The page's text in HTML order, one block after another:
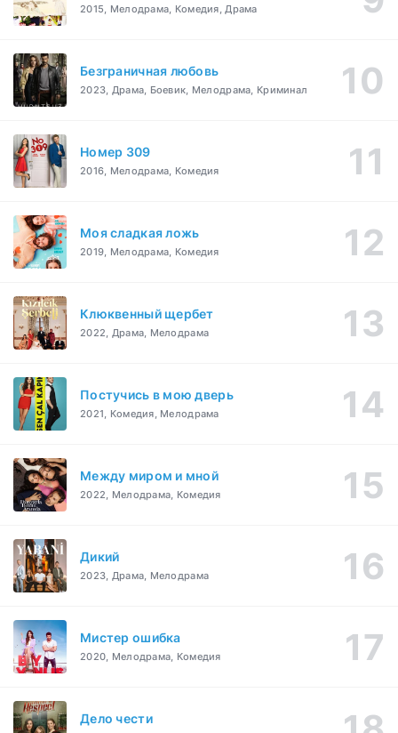
2015, Мелодрама, Комедия, Драма
Безграничная любовь
2023, Драма, Боевик, Мелодрама, Криминал
Номер 309
2016, Мелодрама, Комедия
Моя сладкая ложь
2019, Мелодрама, Комедия
Клюквенный щербет
2022, Драма, Мелодрама
Постучись в мою дверь
2021, Комедия, Мелодрама
Между миром и мной
2022, Мелодрама, Комедия
Дикий
2023, Драма, Мелодрама
Мистер ошибка
2020, Мелодрама, Комедия
Дело чести